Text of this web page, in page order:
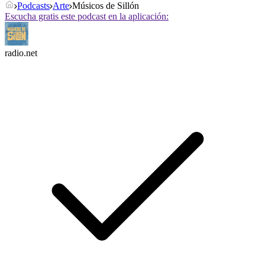
Podcasts Arte Músicos de Sillón
Escucha gratis este podcast en la aplicación:
radio.net